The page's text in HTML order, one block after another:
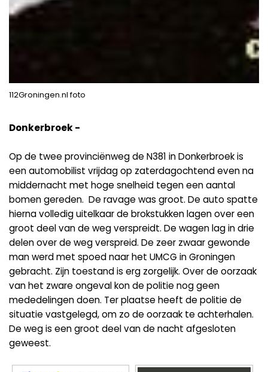
112Groningen.nl foto
Donkerbroek -
Op de twee provinciënweg de N381 in Donkerbroek is
een automobilist vrijdag op zaterdagochtend even na
middernacht met hoge snelheid tegen een aantal
bomen gereden. De ravage was groot. De auto spatte
hierna volledig uitelkaar de brokstukken lagen over een
groot deel van de weg verspreidt. De wagen lag in drie
delen over de weg verspreid. De zeer zwaar gewonde
man werd met spoed naar het UMCG in Groningen
gebracht. Zijn toestand is erg zorgelijk. Over de oorzaak
van het zware ongeval kon de politie nog geen
mededelingen doen. Ter plaatse heeft de politie de
situatie vastgelegd, om zo de oorzaak te achterhalen.
De weg is een groot deel van de nacht afgesloten
geweest.